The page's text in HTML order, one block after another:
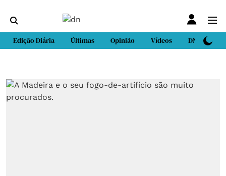
Edição Diária Últimas Opinião Vídeos DN Sport